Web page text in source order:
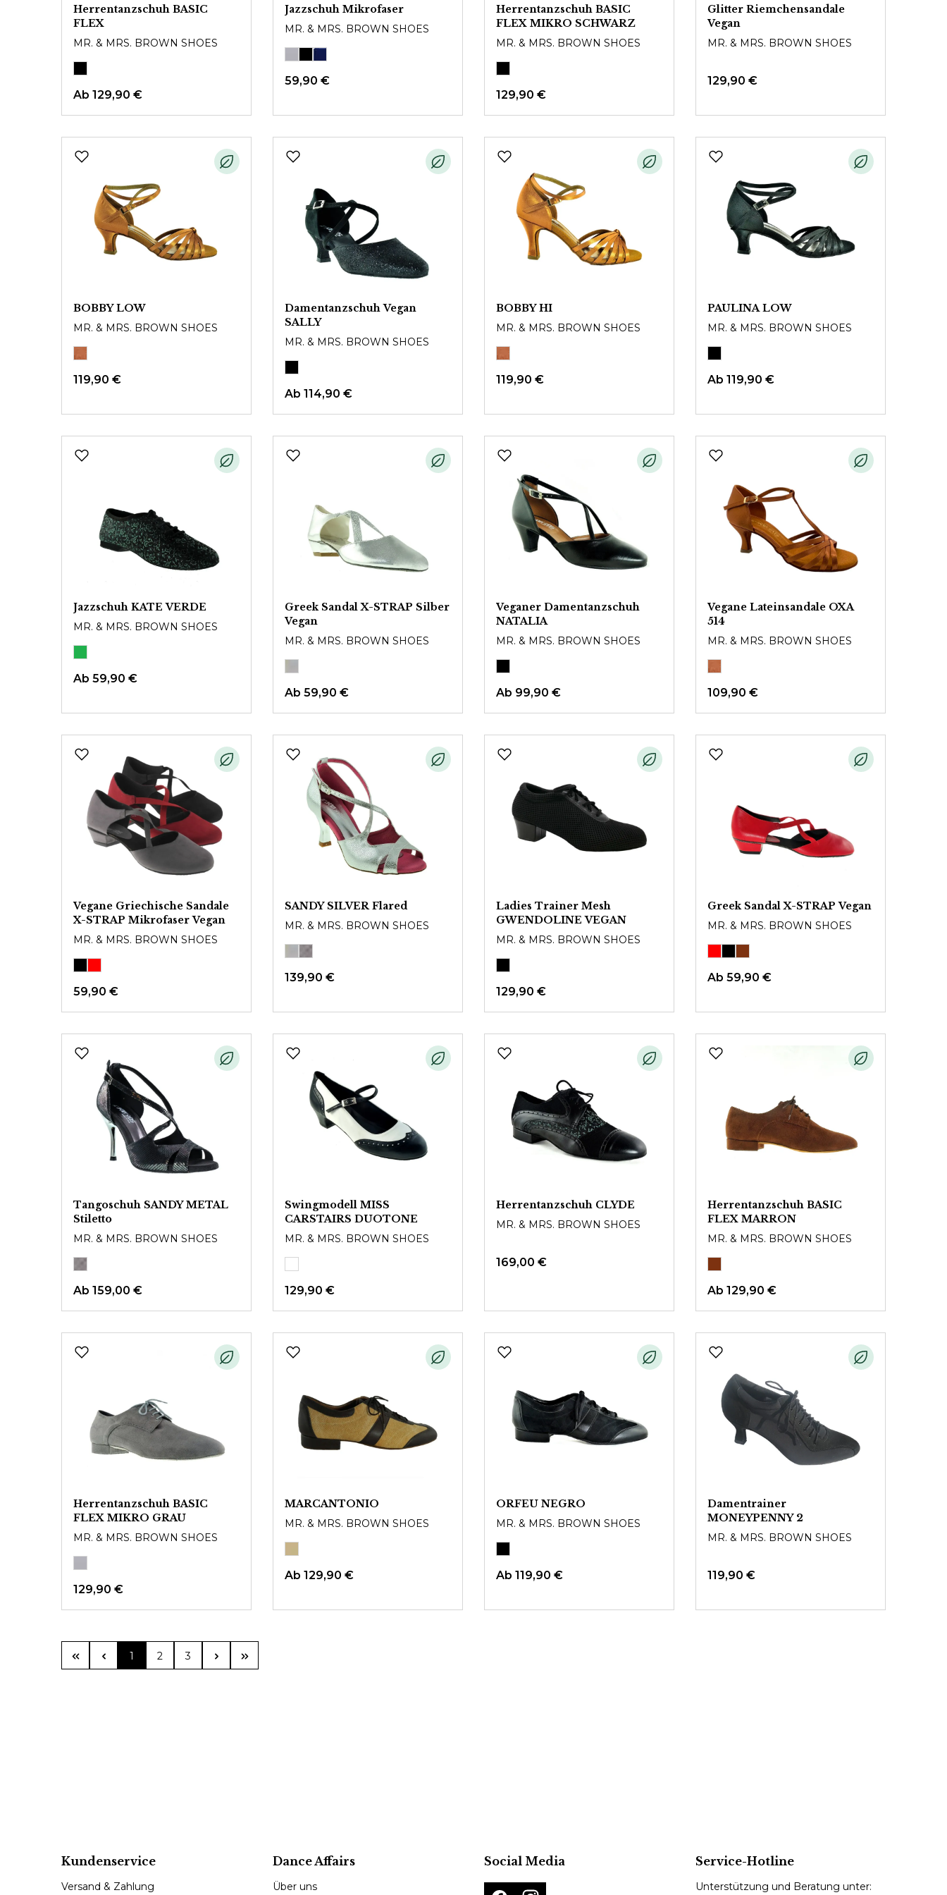
Herrentanzschuh BASIC
FLEX
MR. & MRS. BROWN SHOES
Ab 129,90 €
Jazzschuh Mikrofaser
MR. & MRS. BROWN SHOES
59,90 €
Herrentanzschuh BASIC
FLEX MIKRO SCHWARZ
MR. & MRS. BROWN SHOES
129,90 €
Glitter Riemchensandale
Vegan
MR. & MRS. BROWN SHOES
129,90 €
BOBBY LOW
MR. & MRS. BROWN SHOES
119,90 €
Damentanzschuh Vegan
SALLY
MR. & MRS. BROWN SHOES
Ab 114,90 €
BOBBY HI
MR. & MRS. BROWN SHOES
119,90 €
PAULINA LOW
MR. & MRS. BROWN SHOES
Ab 119,90 €
Jazzschuh KATE VERDE
MR. & MRS. BROWN SHOES
Ab 59,90 €
Greek Sandal X-STRAP Silber
Vegan
MR. & MRS. BROWN SHOES
Ab 59,90 €
Veganer Damentanzschuh
NATALIA
MR. & MRS. BROWN SHOES
Ab 99,90 €
Vegane Lateinsandale OXA
514
MR. & MRS. BROWN SHOES
109,90 €
Vegane Griechische Sandale
X-STRAP Mikrofaser Vegan
MR. & MRS. BROWN SHOES
59,90 €
SANDY SILVER Flared
MR. & MRS. BROWN SHOES
139,90 €
Ladies Trainer Mesh
GWENDOLINE VEGAN
MR. & MRS. BROWN SHOES
129,90 €
Greek Sandal X-STRAP Vegan
MR. & MRS. BROWN SHOES
Ab 59,90 €
Tangoschuh SANDY METAL
Stiletto
MR. & MRS. BROWN SHOES
Ab 159,00 €
Swingmodell MISS
CARSTAIRS DUOTONE
MR. & MRS. BROWN SHOES
129,90 €
Herrentanzschuh CLYDE
MR. & MRS. BROWN SHOES
169,00 €
Herrentanzschuh BASIC
FLEX MARRON
MR. & MRS. BROWN SHOES
Ab 129,90 €
Herrentanzschuh BASIC
FLEX MIKRO GRAU
MR. & MRS. BROWN SHOES
129,90 €
MARCANTONIO
MR. & MRS. BROWN SHOES
Ab 129,90 €
ORFEU NEGRO
MR. & MRS. BROWN SHOES
Ab 119,90 €
Damentrainer
MONEYPENNY 2
MR. & MRS. BROWN SHOES
119,90 €
Seite
1 Seite
2 Seite
3
Kundenservice
Versand & Zahlung
Dance Affairs
Über uns
Social Media Service-Hotline
Unterstützung und Beratung unter: